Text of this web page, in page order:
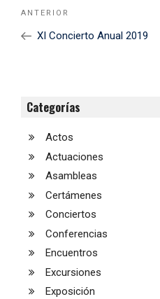
Navegación
entradas
Noticia
Anterior
ANTERIOR
XI Concierto Anual 2019
Categorías
Actos
Actuaciones
Asambleas
Certámenes
Conciertos
Conferencias
Encuentros
Excursiones
Exposición